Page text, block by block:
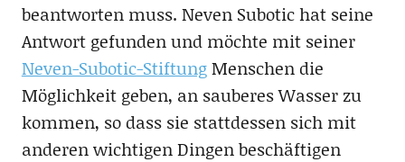
beantworten muss. Neven Subotic hat seine
Antwort gefunden und möchte mit seiner
Neven-Subotic-StiftungMenschen die
Möglichkeit geben, an sauberes Wasser zu
kommen, so dass sie stattdessen sich mit
anderen wichtigen Dingen beschäftigen